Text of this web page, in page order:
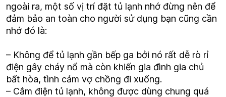
ngoài ra, một số vị trí đặt tủ lạnh nhớ đừng nên để
đảm bảo an toàn cho người sử dụng bạn cũng cần
nhớ đó là:
– Không để tủ lạnh gần bếp ga bởi nó rất dễ rò rỉ
điện gây cháy nổ mà còn khiến gia đình gia chủ
bất hòa, tình cảm vợ chồng đi xuống.
– Cắm điện tủ lạnh, không được dùng chung quá